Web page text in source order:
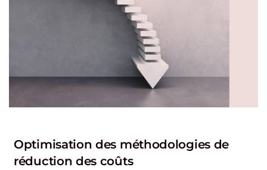
Optimisation des méthodologies de
réduction des coûts